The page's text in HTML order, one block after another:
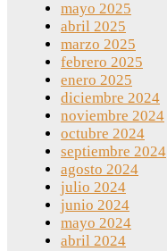
mayo 2025
abril 2025
marzo 2025
febrero 2025
enero 2025
diciembre 2024
noviembre 2024
octubre 2024
septiembre 2024
agosto 2024
julio 2024
junio 2024
mayo 2024
abril 2024